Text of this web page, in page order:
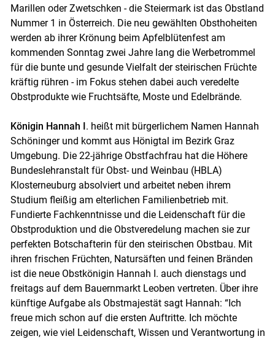
Marillen oder Zwetschken - die Steiermark ist das Obstland
Nummer 1 in Österreich. Die neu gewählten Obsthoheiten
werden ab ihrer Krönung beim Apfelblütenfest am
kommenden Sonntag zwei Jahre lang die Werbetrommel
für die bunte und gesunde Vielfalt der steirischen Früchte
kräftig rühren - im Fokus stehen dabei auch veredelte
Obstprodukte wie Fruchtsäfte, Moste und Edelbrände.
Königin Hannah I. heißt mit bürgerlichem Namen Hannah
Schöninger und kommt aus Hönigtal im Bezirk Graz
Umgebung. Die 22-jährige Obstfachfrau hat die Höhere
Bundeslehranstalt für Obst- und Weinbau (HBLA)
Klosterneuburg absolviert und arbeitet neben ihrem
Studium fleißig am elterlichen Familienbetrieb mit.
Fundierte Fachkenntnisse und die Leidenschaft für die
Obstproduktion und die Obstveredelung machen sie zur
perfekten Botschafterin für den steirischen Obstbau. Mit
ihren frischen Früchten, Natursäften und feinen Bränden
ist die neue Obstkönigin Hannah I. auch dienstags und
freitags auf dem Bauernmarkt Leoben vertreten. Über ihre
künftige Aufgabe als Obstmajestät sagt Hannah: “Ich
freue mich schon auf die ersten Auftritte. Ich möchte
zeigen, wie viel Leidenschaft, Wissen und Verantwortung in